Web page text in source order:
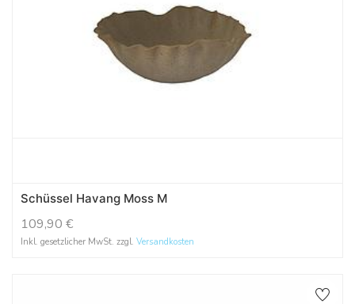
Schüssel Havang Moss M
109,90 €
Inkl. gesetzlicher MwSt. zzgl. Versandkosten